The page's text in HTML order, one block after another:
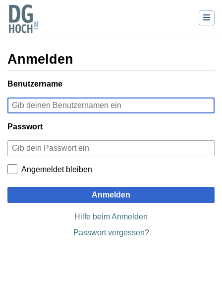
Anmelden
Wechseln zu:Navigation
Benutzername
Passwort
Angemeldet bleiben
Anmelden
Hilfe beim Anmelden
Passwort vergessen?